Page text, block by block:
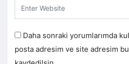
Daha sonraki yorumlarımda
posta adresim ve site adresim bu